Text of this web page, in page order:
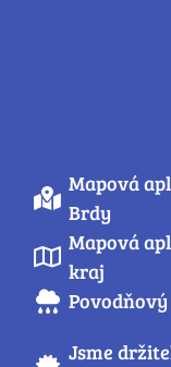
Mapová
Brdy
Mapová
kraj
Jsme